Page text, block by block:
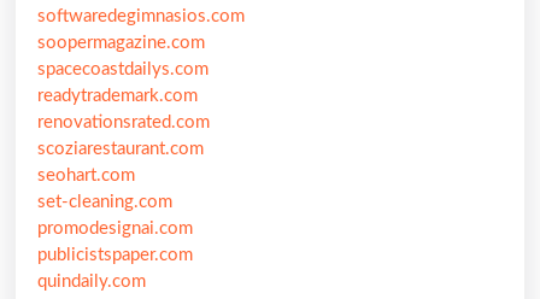
softwaredegimnasios.com
soopermagazine.com
spacecoastdailys.com
readytrademark.com
renovationsrated.com
scoziarestaurant.com
seohart.com
set-cleaning.com
promodesignai.com
publicistspaper.com
quindaily.com